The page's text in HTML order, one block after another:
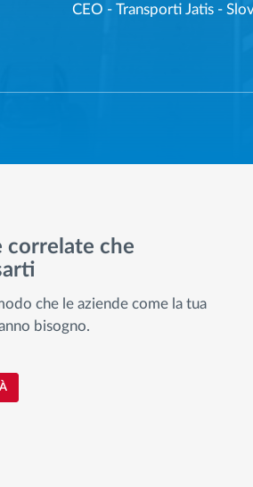
CEO - Transporti Jatis -
che
che le aziende come la tua
bisogno.